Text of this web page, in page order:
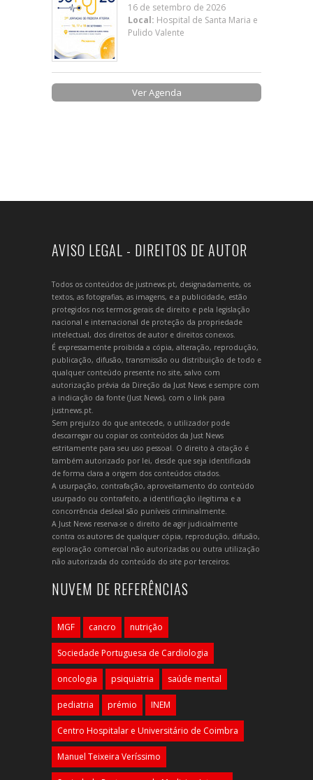
16 de setembro de 2026
Local: Hospital de Santa Maria e
Pulido Valente
Ver Agenda
AVISO LEGAL - DIREITOS DE AUTOR
Todos os conteúdos de justnews.pt, designadamente, os
textos, as fotografias, as imagens, e a publicidade, estão
protegidos nos termos gerais de direito e pela legislação
nacional e internacional de proteção da propriedade
intelectual, dos direitos de autor e direitos conexos.
É expressamente proibida a cópia, alteração, reprodução,
publicação, difusão, transmissão ou distribuição de todo e
qualquer conteúdo presente no site, salvo com
autorização prévia da Direção da Just News e sempre com
a indicação da fonte (Just News), com o link para
justnews.pt.
Sem prejuízo do que antecede, o utilizador pode
descarregar ou copiar os conteúdos da Just News
estritamente para seu uso pessoal. O direito à citação é
também autorizado por lei, desde que seja identificada
de forma clara a origem dos conteúdos citados.
A usurpação, contrafação, aproveitamento do conteúdo
usurpado ou contrafeito, a identificação ilegítima e a
concorrência desleal são puníveis criminalmente.
A Just News reserva-se o direito de agir judicialmente
contra os autores de qualquer cópia, reprodução, difusão,
exploração comercial não autorizadas ou outra utilização
não autorizada do conteúdo do site por terceiros.
NUVEM DE REFERÊNCIAS
MGF cancro nutrição
Sociedade Portuguesa de Cardiologia
oncologia psiquiatria saúde mental
pediatria prémio INEM
Centro Hospitalar e Universitário de Coimbra
Manuel Teixeira Veríssimo